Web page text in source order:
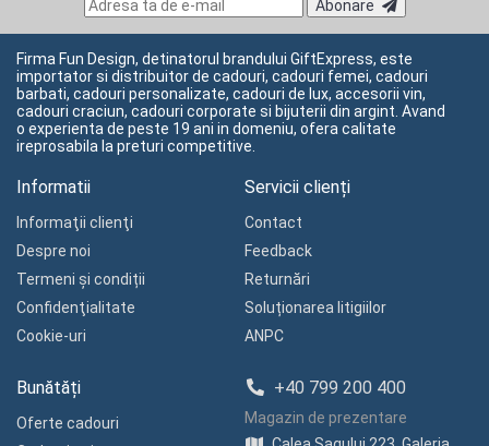
Abonare
Firma Fun Design, detinatorul brandului GiftExpress, este
importator si distribuitor de cadouri, cadouri femei, cadouri
barbati, cadouri personalizate, cadouri de lux, accesorii vin,
cadouri craciun, cadouri corporate si bijuterii din argint. Avand
o experienta de peste 19 ani in domeniu, ofera calitate
ireprosabila la preturi competitive.
Informatii
Informaţii clienţi
Despre noi
Termeni și condiții
Confidenţialitate
Cookie-uri
Servicii clienți
Contact
Feedback
Returnări
Soluționarea litigiilor
ANPC
Bunătăți
Oferte cadouri
+40 799 200 400
Magazin de prezentare